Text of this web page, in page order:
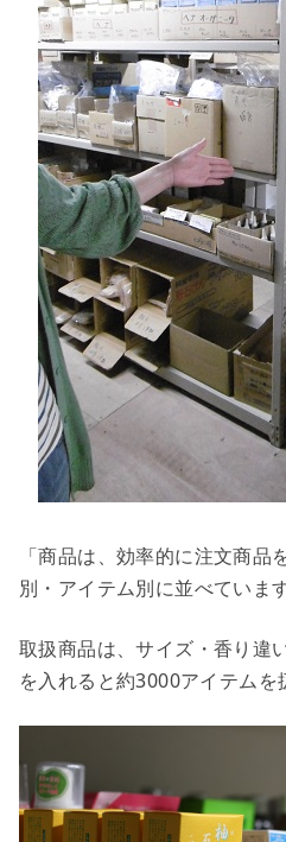
「商品は、効率的に注文商品
別・アイテム別に並べていま
取扱商品は、サイズ・香り違
を入れると約3000アイテムを